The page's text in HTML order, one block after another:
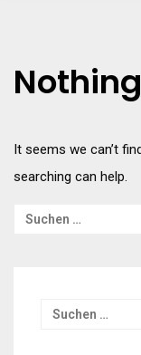
It seems we can’t
searching can help.
Suchen
Suchen